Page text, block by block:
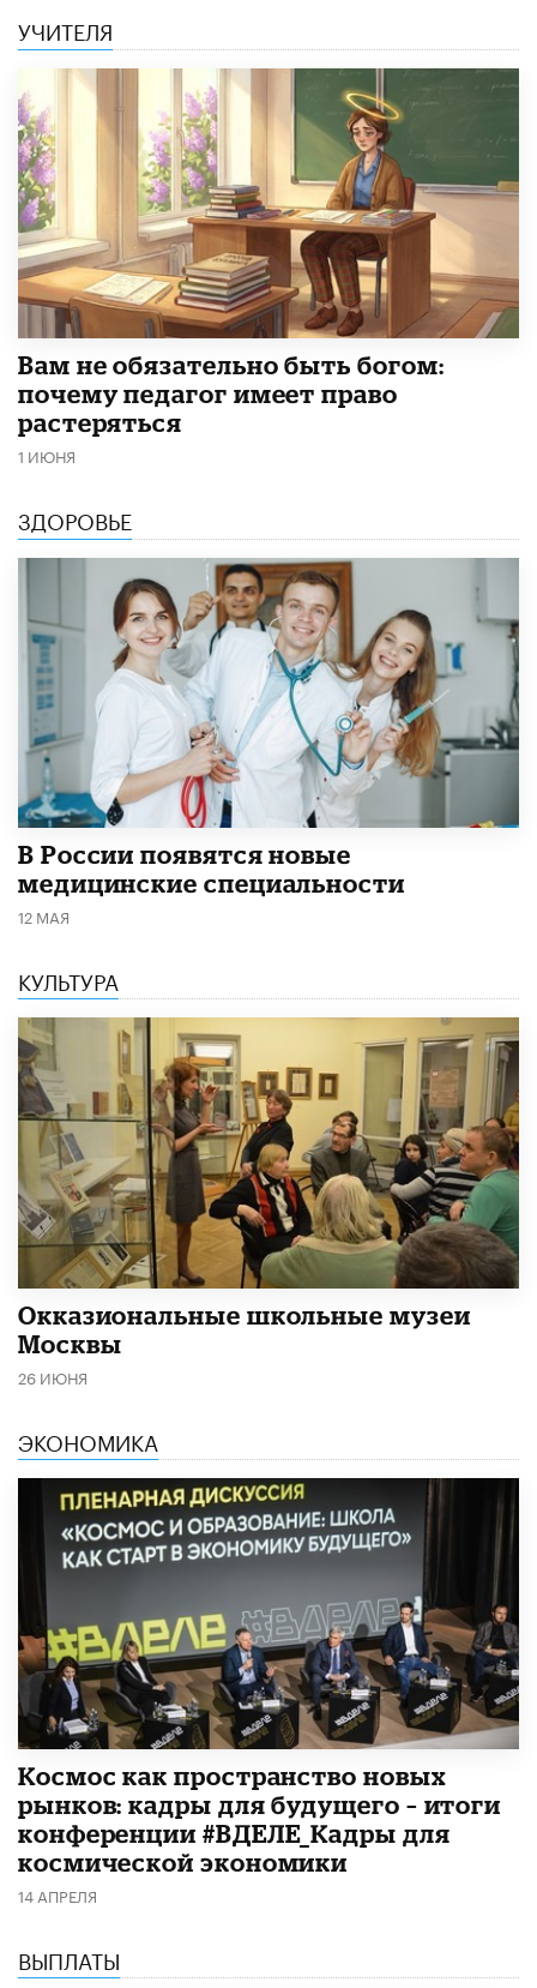
УЧИТЕЛЯ
​Вам не обязательно быть богом:
почему педагог имеет право
растеряться
1 ИЮНЯ
ЗДОРОВЬЕ
В России появятся новые
медицинские специальности
12 МАЯ
КУЛЬТУРА
​Окказиональные школьные музеи
Москвы
26 ИЮНЯ
ЭКОНОМИКА
Космос как пространство новых
рынков: кадры для будущего – итоги
конференции #ВДЕЛЕ_Кадры для
космической экономики
14 АПРЕЛЯ
ВЫПЛАТЫ